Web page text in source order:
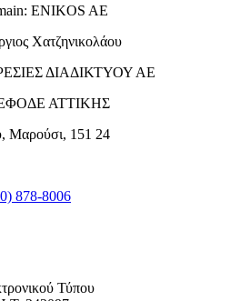
ENIKOS AE
Χατζηνικολάου
ΔΙΑΔΙΚΤΥΟΥ ΑΕ
ΑΤΤΙΚΗΣ
Μαρούσι, 151 24
878-8006
Τύπου